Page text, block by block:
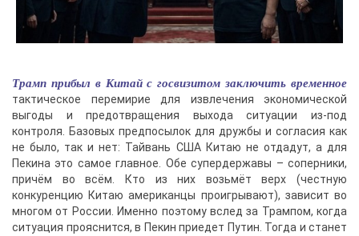
Трамп прибыл в Китай с госвизитом заключить временное
тактическое перемирие для извлечения экономической
выгоды и предотвращения выхода ситуации из-под
контроля. Базовых предпосылок для дружбы и согласия как
не было, так и нет: Тайвань США Китаю не отдадут, а для
Пекина это самое главное. Обе супердержавы – соперники,
причём во всём. Кто из них возьмёт верх (честную
конкуренцию Китаю американцы проигрывают), зависит во
многом от России. Именно поэтому вслед за Трампом, когда
ситуация прояснится, в Пекин приедет Путин. Тогда и станет